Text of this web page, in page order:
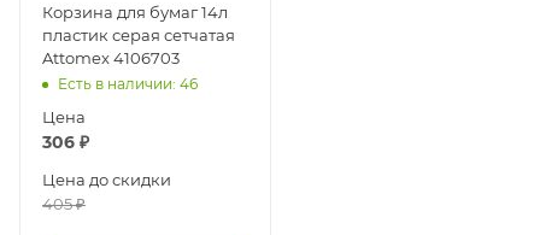
Корзина для бумаг 14л
пластик серая сетчатая
Attomex 4106703
Есть в наличии: 46
Цена
306 ₽
Цена до скидки
405₽